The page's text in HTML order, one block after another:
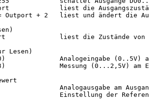
liest die
Outport + 2   liest und ändert die
liest die Zustände von
Lesen)
Analogeingabe (0..5V)
Messung (0...2,5V) am
Analogausgabe am